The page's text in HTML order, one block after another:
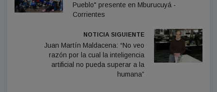
Pueblo" presente en Mburucuyá -
Corrientes
NOTICIA SIGUIENTE
Juan Martín Maldacena: “No veo
razón por la cual la inteligencia
artificial no pueda superar a la
humana”